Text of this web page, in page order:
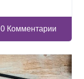
0 Комментарии